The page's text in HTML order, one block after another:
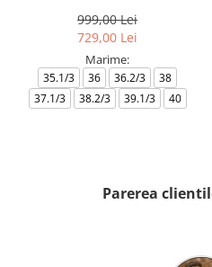
999,00 Lei
729,00 Lei
Marime:
35.1/3 36 36.2/3
38
37.1/3
38.2/3 39.1/3 40
Parerea